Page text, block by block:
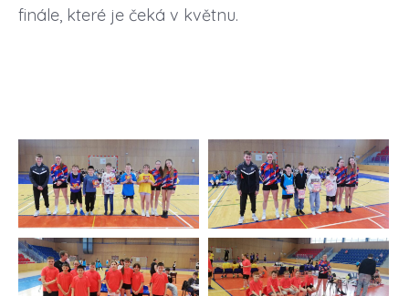
finále, které je čeká v květnu.